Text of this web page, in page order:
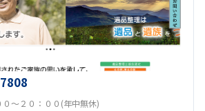
～２０：００(年中無休)